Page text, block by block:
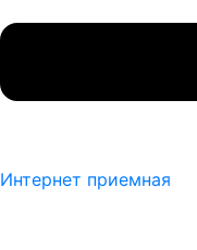
Интернет приемная